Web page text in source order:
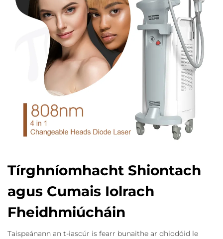
Tírghníomhacht Shiontach
agus Cumais Iolrach
Fheidhmiúcháin
Taispeánann an t-iascúr is fearr bunaithe ar dhiodóid le